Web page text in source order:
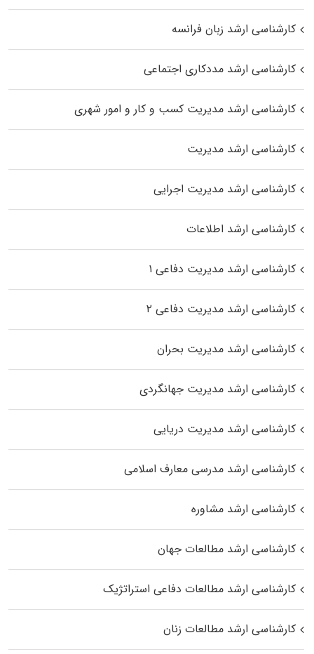
کارشناسی ارشد زبان فرانسه
کارشناسی ارشد مددکاری اجتماعی
کارشناسی ارشد مدیریت کسب و کار و امور شهری
کارشناسی ارشد مدیریت
کارشناسی ارشد مدیریت اجرایی
کارشناسی ارشد اطلاعات
کارشناسی ارشد مدیریت دفاعی ۱
کارشناسی ارشد مدیریت دفاعی ۲
کارشناسی ارشد مدیریت بحران
کارشناسی ارشد مدیریت جهانگردی
کارشناسی ارشد مدیریت دریایی
کارشناسی ارشد مدرسی معارف اسلامی
کارشناسی ارشد مشاوره
کارشناسی ارشد مطالعات جهان
کارشناسی ارشد مطالعات دفاعی استراتژیک
کارشناسی ارشد مطالعات زنان